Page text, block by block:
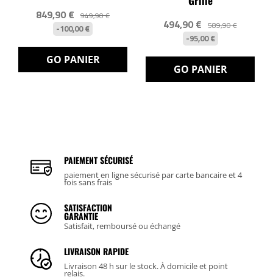
849,90 € 949,90 €
-100,00 €
GO PANIER
494,90 € 589,90 €
-95,00 €
GO PANIER
PAIEMENT SÉCURISÉ
paiement en ligne sécurisé par carte bancaire et 4
fois sans frais
SATISFACTION
GARANTIE
Satisfait, remboursé ou échangé
LIVRAISON RAPIDE
Livraison 48 h sur le stock. À domicile et point
relais.